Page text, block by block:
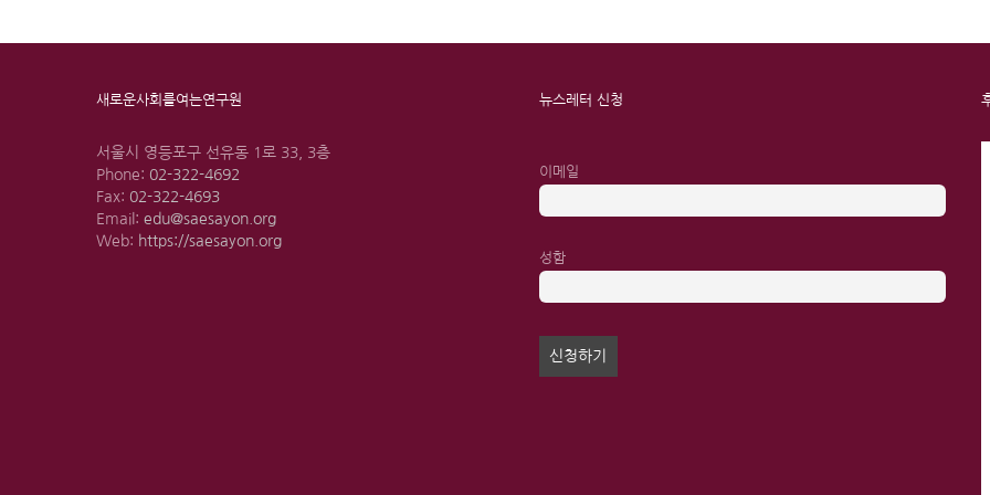
새로운사회를여는연구원
서울시 영등포구 선유동 1로 33, 3층
Phone: 02-322-4692
Fax: 02-322-4693
Email: edu@saesayon.org
Web: https://saesayon.org
뉴스레터 신청
이메일
성함